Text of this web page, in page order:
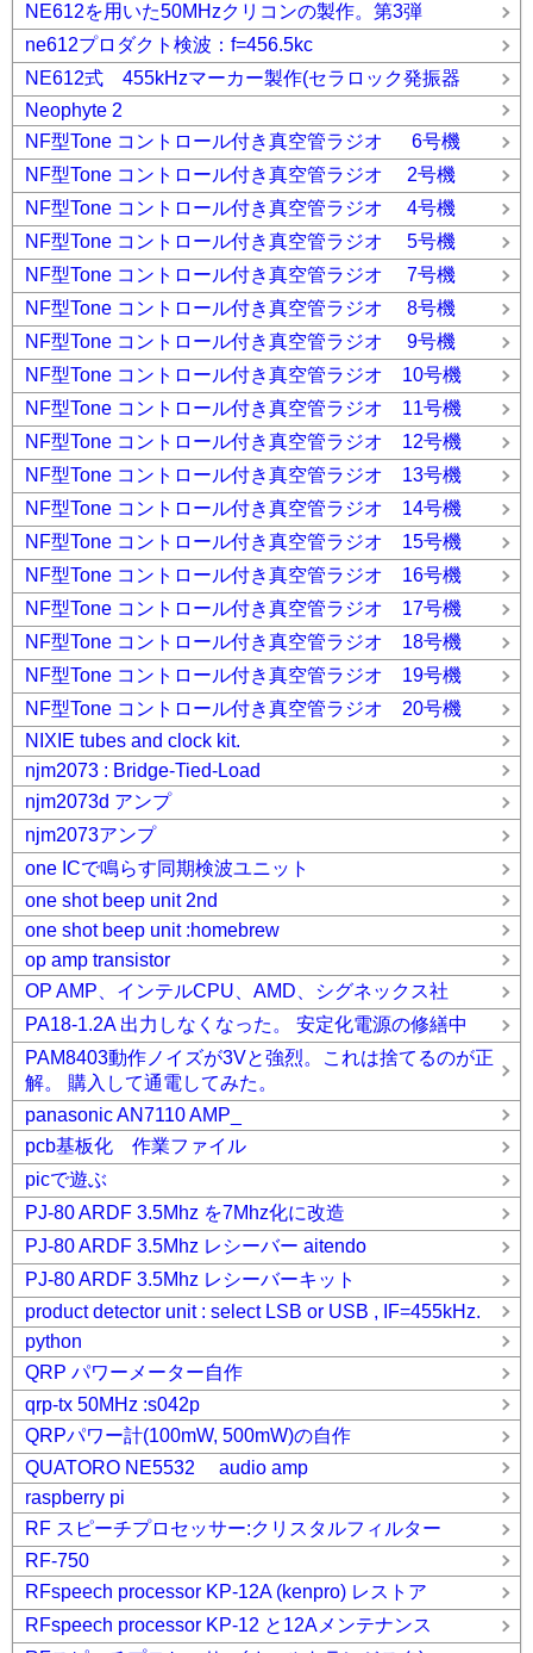
NE612を用いた50MHzクリコンの製作。第3弾
ne612プロダクト検波：f=456.5kc
NE612式 455kHzマーカー製作(セラロック発振器
Neophyte 2
NF型Tone コントロール付き真空管ラジオ 6号機
NF型Tone コントロール付き真空管ラジオ 2号機
NF型Tone コントロール付き真空管ラジオ 4号機
NF型Tone コントロール付き真空管ラジオ 5号機
NF型Tone コントロール付き真空管ラジオ 7号機
NF型Tone コントロール付き真空管ラジオ 8号機
NF型Tone コントロール付き真空管ラジオ 9号機
NF型Tone コントロール付き真空管ラジオ 10号機
NF型Tone コントロール付き真空管ラジオ 11号機
NF型Tone コントロール付き真空管ラジオ 12号機
NF型Tone コントロール付き真空管ラジオ 13号機
NF型Tone コントロール付き真空管ラジオ 14号機
NF型Tone コントロール付き真空管ラジオ 15号機
NF型Tone コントロール付き真空管ラジオ 16号機
NF型Tone コントロール付き真空管ラジオ 17号機
NF型Tone コントロール付き真空管ラジオ 18号機
NF型Tone コントロール付き真空管ラジオ 19号機
NF型Tone コントロール付き真空管ラジオ 20号機
NIXIE tubes and clock kit.
njm2073 : Bridge-Tied-Load
njm2073d アンプ
njm2073アンプ
one ICで鳴らす同期検波ユニット
one shot beep unit 2nd
one shot beep unit :homebrew
op amp transistor
OP AMP、インテルCPU、AMD、シグネックス社
PA18-1.2A 出力しなくなった。 安定化電源の修繕中
PAM8403動作ノイズが3Vと強烈。これは捨てるのが正
解。 購入して通電してみた。
panasonic AN7110 AMP_
pcb基板化 作業ファイル
picで遊ぶ
PJ-80 ARDF 3.5Mhz を7Mhz化に改造
PJ-80 ARDF 3.5Mhz レシーバー aitendo
PJ-80 ARDF 3.5Mhz レシーバーキット
product detector unit : select LSB or USB , IF=455kHz.
python
QRP パワーメーター自作
qrp-tx 50MHz :s042p
QRPパワー計(100mW, 500mW)の自作
QUATORO NE5532 audio amp
raspberry pi
RF スピーチプロセッサー:クリスタルフィルター
RF-750
RFspeech processor KP-12A (kenpro) レストア
RFspeech processor KP-12 と12Aメンテナンス